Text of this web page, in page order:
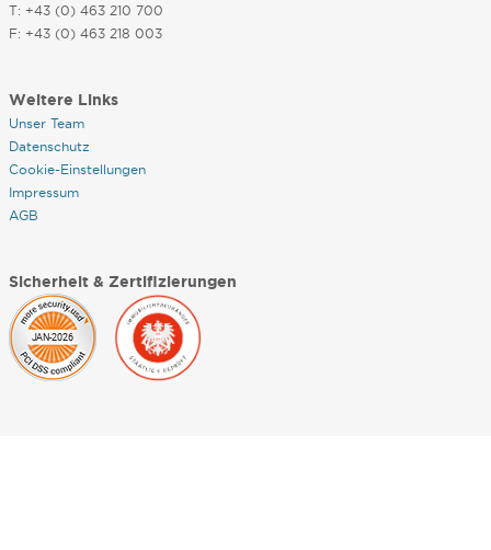
T: +43 (0) 463 210 700
F: +43 (0) 463 218 003
Weitere Links
Unser Team
Datenschutz
Cookie-Einstellungen
Impressum
AGB
Sicherheit & Zertifizierungen